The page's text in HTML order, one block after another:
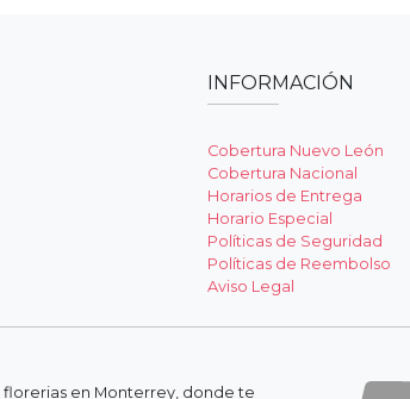
INFORMACIÓN
Cobertura Nuevo León
Cobertura Nacional
Horarios de Entrega
Horario Especial
Políticas de Seguridad
Políticas de Reembolso
Aviso Legal
florerias en Monterrey, donde te